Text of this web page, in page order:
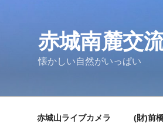
赤城南麓交
懐かしい自然がいっぱい
赤城山ライブカメラ (財)前